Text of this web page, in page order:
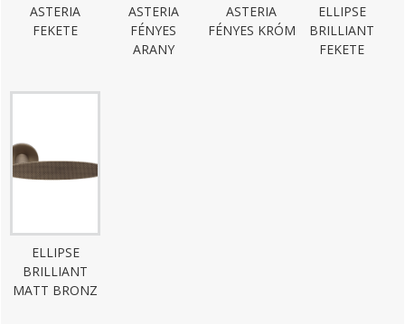
ASTERIA
FEKETE
ASTERIA
FÉNYES
ARANY
ASTERIA
FÉNYES KRÓM
ELLIPSE
BRILLIANT
FEKETE
ELLIPSE
BRILLIANT
MATT BRONZ